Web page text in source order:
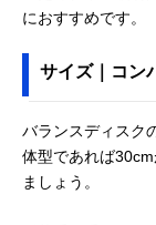
におすすめです。
サイズ｜コン
バランスディスク
体型であれば
ましょう。